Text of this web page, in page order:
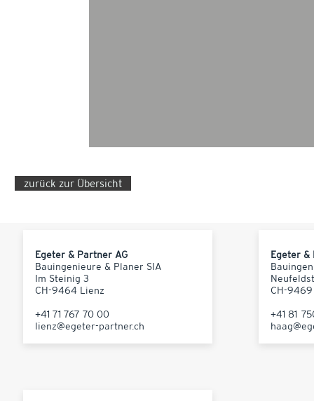
zurück zur Übersicht
Egeter & Partner AG
Bauingenieure & Planer SIA
Im Steinig 3
CH-9464 Lienz
+41 71 767 70 00
lienz@egeter-partner.ch
Egeter &
CH-
+41 81